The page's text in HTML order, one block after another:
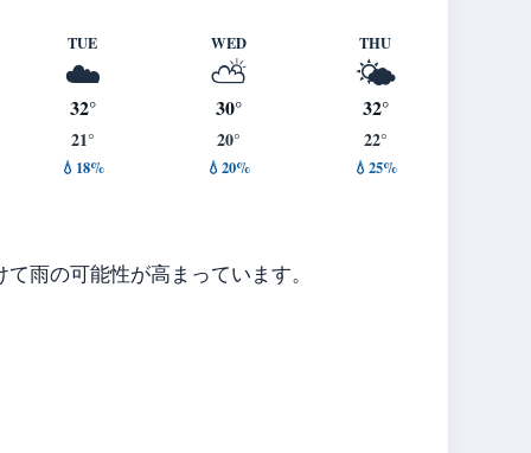
TUE
☁️
32°
21°
💧18%
WED
⛅
30°
20°
💧20%
THU
🌤️
32°
22°
💧25%
雨の可能性が高まっています。